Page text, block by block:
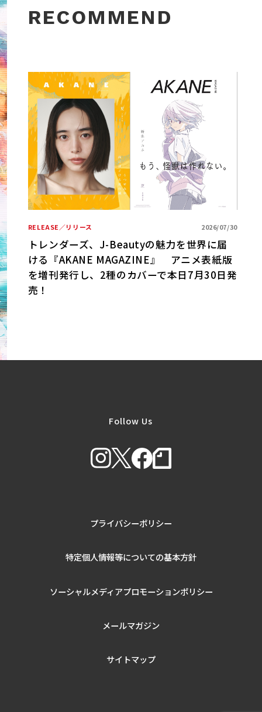
RECOMMEND
RELEASE／リリース 2026/07/30
トレンダーズ、J-Beautyの魅力を世界に届
ける『AKANE MAGAZINE』 アニメ表紙版
を増刊発行し、2種のカバーで本日7月30日発
売！
Follow Us
プライバシーポリシー
特定個人情報等についての基本方針
ソーシャルメディアプロモーションポリシー
メールマガジン
サイトマップ